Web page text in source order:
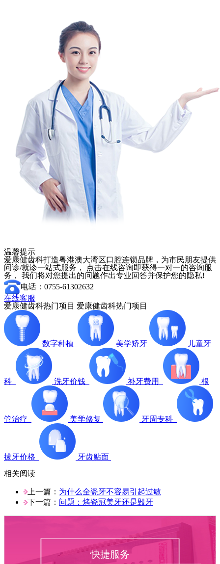
温馨提示
爱康健齿科打造粤港澳大湾区口腔连锁品牌，为市民朋友提供
问诊/就诊一站式服务， 点击在线咨询即获得一对一的咨询服
务， 我们将对您提出的问题作出专业回答并保护您的隐私!
电话：0755-61302632
在线客服
爱康健齿科热门项目 爱康健齿科热门项目
数字种植 美学矫牙 儿童牙
科 洗牙价钱 补牙费用 根
管治疗 美学修复 牙周专科
拔牙价格
牙齿贴面
相关阅读
上一篇： 为什么全瓷牙不容易引起过敏
下一篇： 问题：烤瓷冠美牙还是毁牙
快捷服务